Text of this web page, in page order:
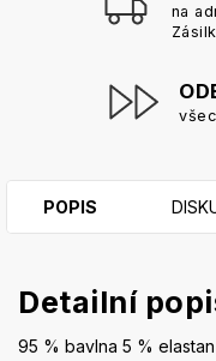
na
POPIS
Detailní
95 % bavlna 5 % elastan